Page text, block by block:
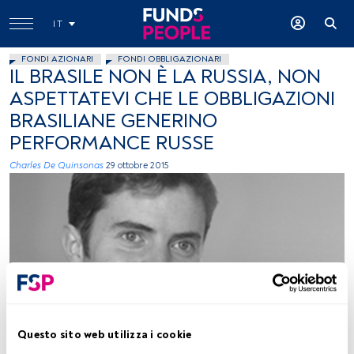
Questo sito web utilizza i cookie
IT
FONDI AZIONARI FONDI OBBLIGAZIONARI
IL BRASILE NON È LA RUSSIA, NON
ASPETTATEVI CHE LE OBBLIGAZIONI
BRASILIANE GENERINO
PERFORMANCE RUSSE
Charles De Quinsonas 29 ottobre 2015